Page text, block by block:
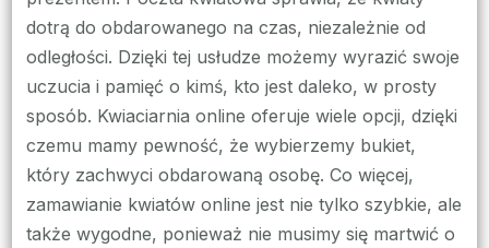
dotrą do obdarowanego na czas, niezależnie od
odległości. Dzięki tej usłudze możemy wyrazić swoje
uczucia i pamięć o kimś, kto jest daleko, w prosty
sposób. Kwiaciarnia online oferuje wiele opcji, dzięki
czemu mamy pewność, że wybierzemy bukiet,
który zachwyci obdarowaną osobę. Co więcej,
zamawianie kwiatów online jest nie tylko szybkie, ale
także wygodne, ponieważ nie musimy się martwić o